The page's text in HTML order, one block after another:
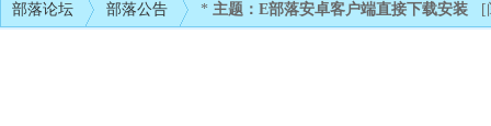
部落论坛 部落公告 * 主题：E部落安卓客户端直接下载安装 [